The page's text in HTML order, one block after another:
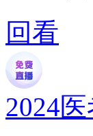
回看
2024